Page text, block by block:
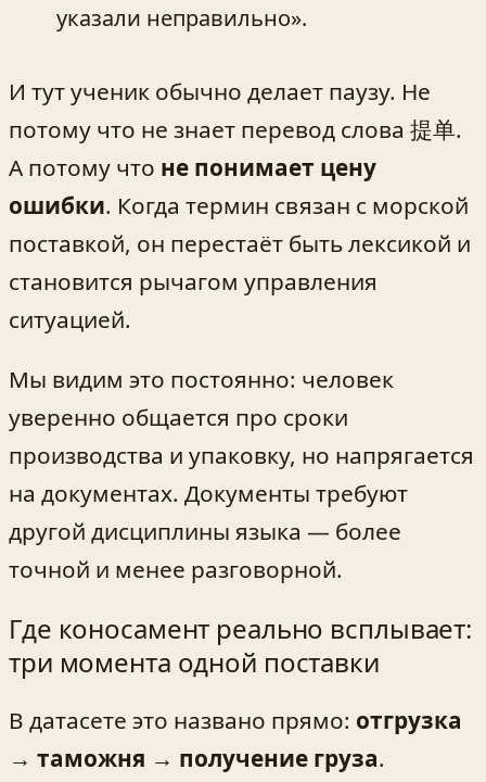
указали неправильно».
И тут ученик обычно делает паузу. Не
потому что не знает перевод слова 提单.
А потому что не понимает цену
ошибки. Когда термин связан с морской
поставкой, он перестаёт быть лексикой и
становится рычагом управления
ситуацией.
Мы видим это постоянно: человек
уверенно общается про сроки
производства и упаковку, но напрягается
на документах. Документы требуют
другой дисциплины языка — более
точной и менее разговорной.
Где коносамент реально всплывает:
три момента одной поставки
В датасете это названо прямо: отгрузка
→ таможня → получение груза.